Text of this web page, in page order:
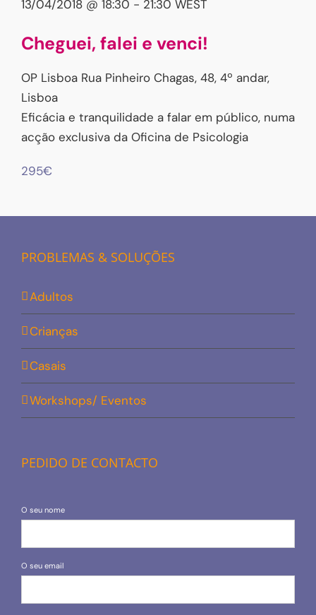
13/04/2018 @ 18:30 - 21:30 WEST
Cheguei, falei e venci!
OP Lisboa Rua Pinheiro Chagas, 48, 4º andar,
Lisboa
Eficácia e tranquilidade a falar em público, numa
acção exclusiva da Oficina de Psicologia
295€
PROBLEMAS & SOLUÇÕES
Adultos
Crianças
Casais
Workshops/ Eventos
PEDIDO DE CONTACTO
O seu nome
O seu email